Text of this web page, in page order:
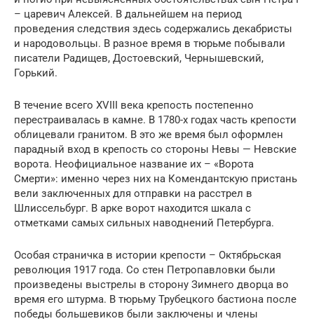
– царевич Алексей. В дальнейшем на период
проведения следствия здесь содержались декабристы
и народовольцы. В разное время в тюрьме побывали
писатели Радищев, Достоевский, Чернышевский,
Горький.
В течение всего XVIII века крепость постепенно
перестраивалась в камне. В 1780-х годах часть крепости
облицевали гранитом. В это же время был оформлен
парадный вход в крепость со стороны Невы — Невские
ворота. Неофициальное название их – «Ворота
Смерти»: именно через них на Комендантскую пристань
вели заключенных для отправки на расстрел в
Шлиссельбург. В арке ворот находится шкала с
отметками самых сильных наводнений Петербурга.
Особая страничка в истории крепости – Октябрьская
революция 1917 года. Со стен Петропавловки были
произведены выстрелы в сторону Зимнего дворца во
время его штурма. В тюрьму Трубецкого бастиона после
победы большевиков были заключены и члены